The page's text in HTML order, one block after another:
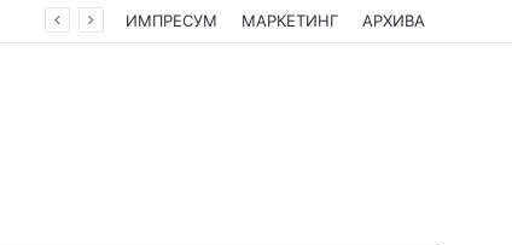
ИМПРЕСУМ МАРКЕТИНГ АРХИВА